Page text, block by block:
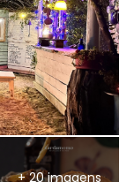
+ 20 imagens